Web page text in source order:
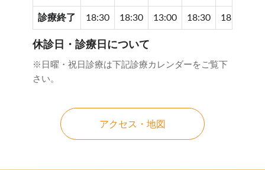
診療終了 18:30 18:30 13:00 18:30 18:30
休診日・診療日について
※日曜・祝日診療は下記診療カレンダーをご覧下
さい。
アクセス・地図